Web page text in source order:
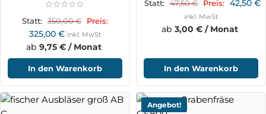
Statt: 350,00€ Preis:
325,00 € inkl. MwSt
ab 9,75 € / Monat
In den Warenkorb
Statt: 47,50€ Preis: 42,50 €
inkl. MwSt
ab 3,00 € / Monat
In den Warenkorb
Angebot!